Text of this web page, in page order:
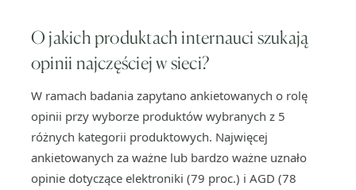
O jakich produktach internauci szukają
opinii najczęściej w sieci?
W ramach badania zapytano ankietowanych o rolę
opinii przy wyborze produktów wybranych z 5
różnych kategorii produktowych. Najwięcej
ankietowanych za ważne lub bardzo ważne uznało
opinie dotyczące elektroniki (79 proc.) i AGD (78